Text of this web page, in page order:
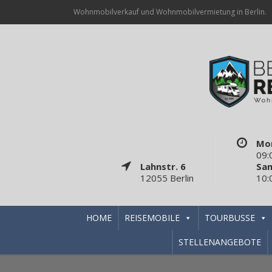
Wohnmobilverkauf und Wohnmobilvermietung in Berlin.
Lahnstr. 6
12055 Berlin
HOME REISEMOBILE TOURBUSSE
STELLENANGEBOTE